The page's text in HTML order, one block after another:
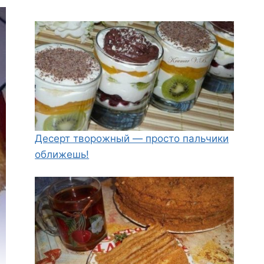
Десерт творожный — просто пальчики
оближешь!